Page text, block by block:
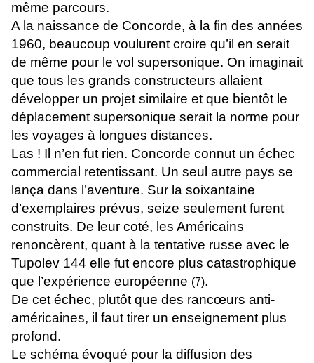
même parcours.
A la naissance de Concorde, à la fin des années
1960, beaucoup voulurent croire qu’il en serait
de même pour le vol supersonique. On imaginait
que tous les grands constructeurs allaient
développer un projet similaire et que bientôt le
déplacement supersonique serait la norme pour
les voyages à longues distances.
Las ! Il n’en fut rien. Concorde connut un échec
commercial retentissant. Un seul autre pays se
lança dans l’aventure. Sur la soixantaine
d’exemplaires prévus, seize seulement furent
construits. De leur coté, les Américains
renoncèrent, quant à la tentative russe avec le
Tupolev 144 elle fut encore plus catastrophique
que l’expérience européenne (7).
De cet échec, plutôt que des rancœurs anti-
américaines, il faut tirer un enseignement plus
profond.
Le schéma évoqué pour la diffusion des